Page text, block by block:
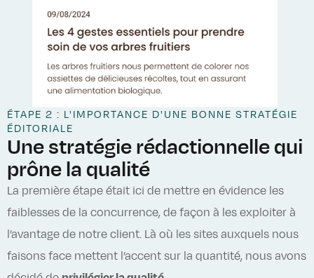
ÉTAPE 2 : L'IMPORTANCE D'UNE BONNE STRATÉGIE
ÉDITORIALE
Une stratégie rédactionnelle qui
prône la qualité
La première étape était ici de mettre en évidence les
faiblesses de la concurrence, de façon à les exploiter à
l’avantage de notre client. Là où les sites auxquels nous
faisons face mettent l’accent sur la quantité, nous avons